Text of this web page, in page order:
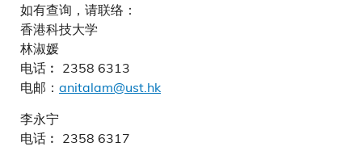
如有查询，请联络：
香港科技大学
林淑媛
电话︰ 2358 6313
电邮： anitalam@ust.hk
李永宁
电话︰ 2358 6317